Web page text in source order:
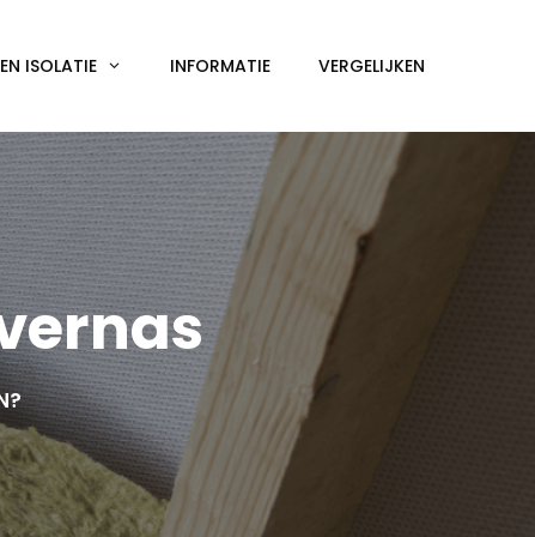
ISOLATIE INFORMATIE VERGELIJKEN